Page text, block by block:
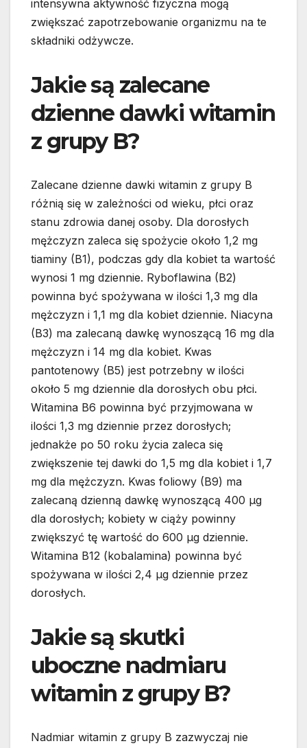
intensywna aktywność fizyczna mogą
zwiększać zapotrzebowanie organizmu na te
składniki odżywcze.
Jakie są zalecane
dzienne dawki witamin
z grupy B?
Zalecane dzienne dawki witamin z grupy B
różnią się w zależności od wieku, płci oraz
stanu zdrowia danej osoby. Dla dorosłych
mężczyzn zaleca się spożycie około 1,2 mg
tiaminy (B1), podczas gdy dla kobiet ta wartość
wynosi 1 mg dziennie. Ryboflawina (B2)
powinna być spożywana w ilości 1,3 mg dla
mężczyzn i 1,1 mg dla kobiet dziennie. Niacyna
(B3) ma zalecaną dawkę wynoszącą 16 mg dla
mężczyzn i 14 mg dla kobiet. Kwas
pantotenowy (B5) jest potrzebny w ilości
około 5 mg dziennie dla dorosłych obu płci.
Witamina B6 powinna być przyjmowana w
ilości 1,3 mg dziennie przez dorosłych;
jednakże po 50 roku życia zaleca się
zwiększenie tej dawki do 1,5 mg dla kobiet i 1,7
mg dla mężczyzn. Kwas foliowy (B9) ma
zalecaną dzienną dawkę wynoszącą 400 µg
dla dorosłych; kobiety w ciąży powinny
zwiększyć tę wartość do 600 µg dziennie.
Witamina B12 (kobalamina) powinna być
spożywana w ilości 2,4 µg dziennie przez
dorosłych.
Jakie są skutki
uboczne nadmiaru
witamin z grupy B?
Nadmiar witamin z grupy B zazwyczaj nie